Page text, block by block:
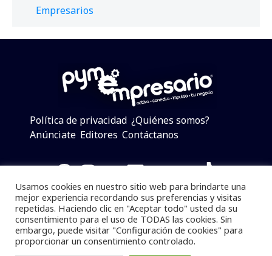
Empresarios
Política de privacidad ¿Quiénes somos?
Anúnciate Editores Contáctanos
Facebook
Instagram
Twitter
LinkedIn
Telegram
YouTube
TikTok
Pymempresario © 2025 Todos los derechos reservados.
Se prohibe el uso de la información total o parcial sin
Usamos cookies en nuestro sitio web para brindarte una
mejor experiencia recordando sus preferencias y visitas
repetidas. Haciendo clic en "Aceptar todo" usted da su
consentimiento para el uso de TODAS las cookies. Sin
embargo, puede visitar "Configuración de cookies" para
proporcionar un consentimiento controlado.